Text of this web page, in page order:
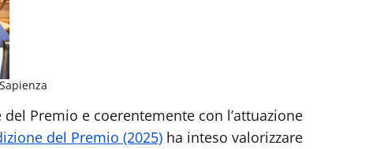
Premio e coerentemente con l’attuazione
del Premio (2025) ha inteso valorizzare